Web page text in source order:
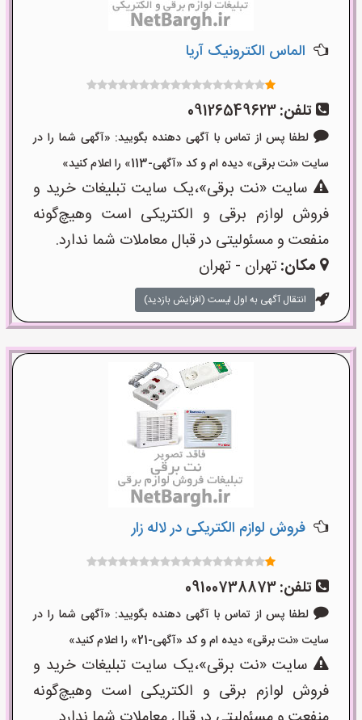
الماس الکترونیک آریا
تلفن:09126549623
لطفا پس از تماس با آگهی دهنده بگویید: «آگهی شما را در
سایت «نت برقی» دیده ام و کد «آگهی-113» را اعلام کنید»
سایت «نت برقی»،یک سایت تبلیغات خرید و
فروش لوازم برقی و الکتریکی است وهیچ‌گونه
منفعت و مسئولیتی در قبال معاملات شما ندارد.
مکان:تهران - تهران
انتقال آگهی به اول لیست (افزایش بازدید)
فروش لوازم الکتریکی در لاله زار
تلفن:09100738873
لطفا پس از تماس با آگهی دهنده بگویید: «آگهی شما را در
سایت «نت برقی» دیده ام و کد «آگهی-21» را اعلام کنید»
سایت «نت برقی»،یک سایت تبلیغات خرید و
فروش لوازم برقی و الکتریکی است وهیچ‌گونه